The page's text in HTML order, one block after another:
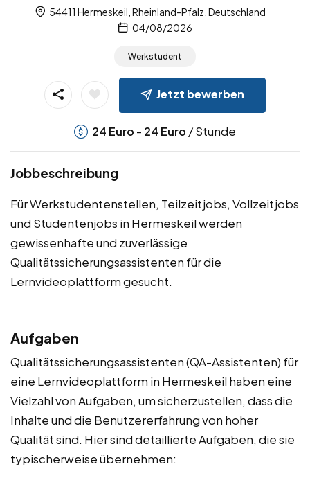
54411 Hermeskeil, Rheinland-Pfalz, Deutschland
04/08/2026
Werkstudent
Jetzt bewerben
24 Euro - 24 Euro / Stunde
Jobbeschreibung
Für Werkstudentenstellen, Teilzeitjobs, Vollzeitjobs
und Studentenjobs in Hermeskeil werden
gewissenhafte und zuverlässige
Qualitätssicherungsassistenten für die
Lernvideoplattform gesucht.
Aufgaben
Qualitätssicherungsassistenten (QA-Assistenten) für
eine Lernvideoplattform in Hermeskeil haben eine
Vielzahl von Aufgaben, um sicherzustellen, dass die
Inhalte und die Benutzererfahrung von hoher
Qualität sind. Hier sind detaillierte Aufgaben, die sie
typischerweise übernehmen: